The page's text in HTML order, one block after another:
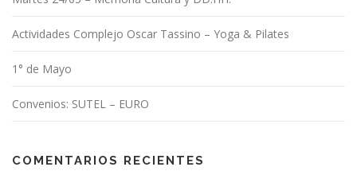
t
a
d
Actividades Complejo Oscar Tassino – Yoga & Pilates
1° de Mayo
Convenios: SUTEL – EURO
COMENTARIOS RECIENTES